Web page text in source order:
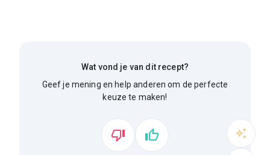
Wat vond je van dit recept?
Geef je mening en help anderen om de perfecte
keuze te maken!